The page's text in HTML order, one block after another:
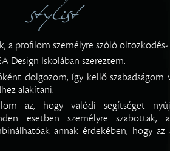
stylist
a profilom személyre szóló öltözködés-
Design Iskolában szereztem.
dolgozom, így kellő szabadságom
alakítani.
az, hogy valódi segítséget
esetben személyre szabottak,
annak érdekében, hogy